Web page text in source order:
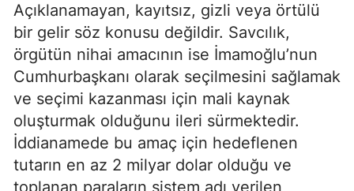
Açıklanamayan, kayıtsız, gizli veya örtülü
bir gelir söz konusu değildir. Savcılık,
örgütün nihai amacının ise İmamoğlu’nun
Cumhurbaşkanı olarak seçilmesini sağlamak
ve seçimi kazanması için mali kaynak
oluşturmak olduğunu ileri sürmektedir.
İddianamede bu amaç için hedeflenen
tutarın en az 2 milyar dolar olduğu ve